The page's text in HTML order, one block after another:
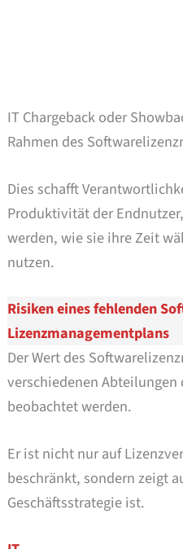
IT Chargeback oder
Rahmen des
Dies schafft
Produktivität der
werden, wie sie ihre Zeit
nutzen.
Risiken eines fehlenden
Lizenzmanagementplans
Der Wert des
verschiedenen Abteilungen
beobachtet werden.
Er ist nicht nur auf
beschränkt, sondern zeigt
Geschäftsstrategie ist.